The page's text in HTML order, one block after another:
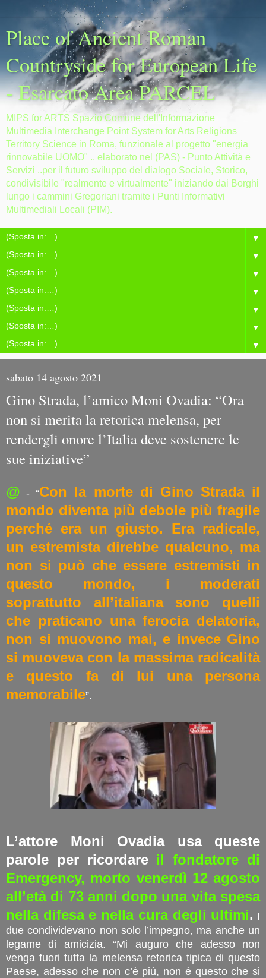
Place of Ancient Roman
Countryside for European Life
- Esarcato Area PARCEL
MIPS for ARTS Spazio Comune dell'Informazione
Multimedia Interchange Point System for Arts Religions
Territory Science in Roma, funzionale al progetto "energia
rinnovabile UOMO" .. elaborato nel (PAS) - Punto Attività e
Servizi ..per il futuro sviluppo del dialogo Sociale, Storico,
condivisibile "realmente e virtualmente" iniziando dai Borghi
lungo i cammini Gregoriani tramite i Punti Informativi
Multimediali Locali (PIM).
▼
▼
▼
▼
▼
▼
▼
sabato 14 agosto 2021
Gino Strada, l’amico Moni Ovadia: “Ora
non si merita la retorica melensa, per
rendergli onore l’Italia deve sostenere le
sue iniziative”
@ - “Con la morte di Gino Strada il
mondo diventa più debole più fragile
perché era un giusto. Era radicale,
un estremista direbbe qualcuno, ma
non si può che essere estremisti in
questo mondo, i moderati
soprattutto all’italiana sono quelli
che praticano una ferocia delatoria,
non si muovono mai, e invece Gino
si muoveva con la massima radicalità
e questo fa di lui una persona
memorabile”.
L’attore Moni Ovadia usa queste
parole per ricordare il fondatore di
Emergency, morto venerdì 12 agosto
all’età di 73 anni dopo una vita spesa
nella difesa e nella cura degli ultimi. I
due condividevano non solo l’impegno, ma anche un
legame di amicizia. “Mi auguro che adesso non
venga fuori tutta la melensa retorica tipica di questo
Paese, adesso che non c’è più, non è questo che si